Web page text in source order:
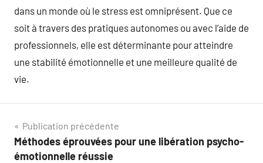
dans un monde où le stress est omniprésent. Que ce
soit à travers des pratiques autonomes ou avec l’aide de
professionnels, elle est déterminante pour atteindre
une stabilité émotionnelle et une meilleure qualité de
vie.
Navigation
de
Publication précédente
Méthodes éprouvées pour une libération psycho-
émotionnelle réussie